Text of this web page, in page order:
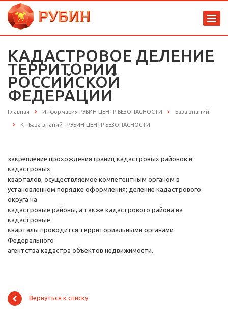
КАДАСТРОВОЕ ДЕЛЕНИЕ
ТЕРРИТОРИИ
РОССИЙСКОЙ
ФЕДЕРАЦИИ
Главная Информация РУБИН ЦЕНТР БЕЗОПАСНОСТИ База знаний
К - База знаний - РУБИН ЦЕНТР БЕЗОПАСНОСТИ
закрепление прохождения границ кадастровых районов и
кадастровых
кварталов, осуществляемое компетентным органом в
установленном порядке оформления; деление кадастрового
округа на
кадастровые районы, а также кадастрового района на
кадастровые
кварталы проводится территориальными органами
Федерального
агентства кадастра объектов недвижимости.
Вернуться к списку